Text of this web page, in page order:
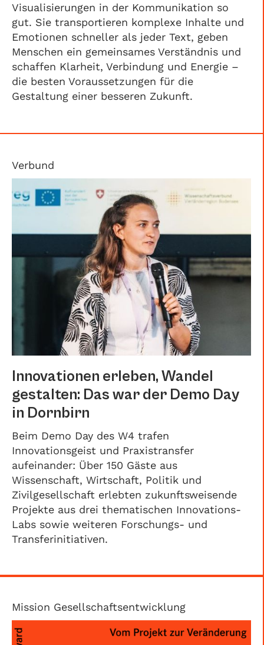
Visualisierungen in der Kommunikation so
gut. Sie transportieren komplexe Inhalte und
Emotionen schneller als jeder Text, geben
Menschen ein gemeinsames Verständnis und
schaffen Klarheit, Verbindung und Energie –
die besten Voraussetzungen für die
Gestaltung einer besseren Zukunft.
Verbund
Innovationen erleben, Wandel
gestalten: Das war der Demo Day
in Dornbirn
Beim Demo Day des W4 trafen
Innovationsgeist und Praxistransfer
aufeinander: Über 150 Gäste aus
Wissenschaft, Wirtschaft, Politik und
Zivilgesellschaft erlebten zukunftsweisende
Projekte aus drei thematischen Innovations-
Labs sowie weiteren Forschungs- und
Transferinitiativen.
Mission Gesellschaftsentwicklung